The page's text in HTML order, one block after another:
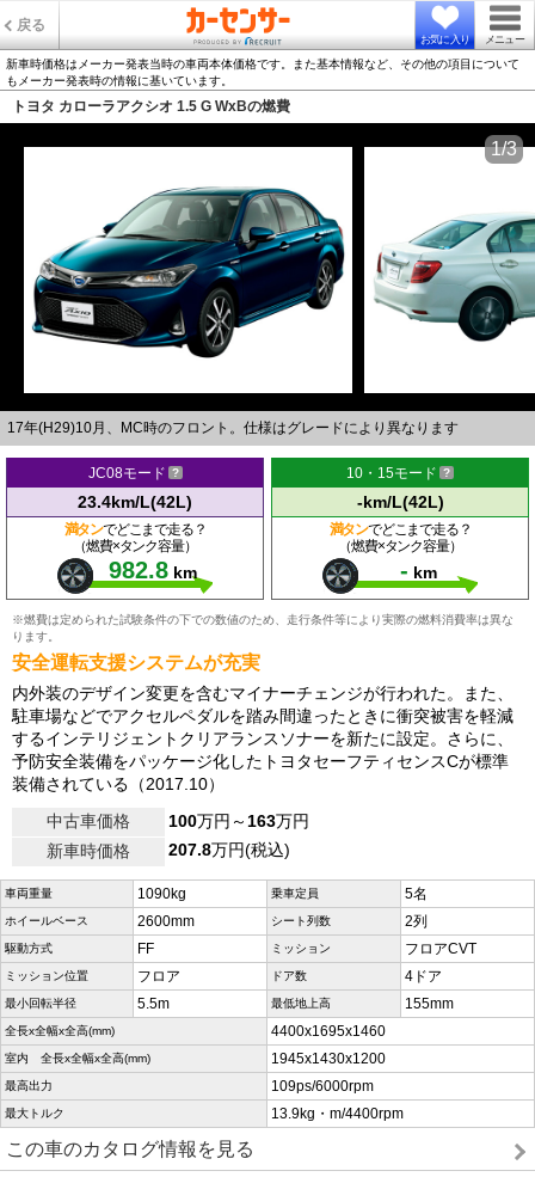
戻る
お気に入り メニュー
新車時価格はメーカー発表当時の車両本体価格です。また基本情報など、その他の項目について
もメーカー発表時の情報に基いています。
トヨタ カローラアクシオ 1.5 G WxBの燃費
17年(H29)10月、MC時のフロント。仕様はグレードにより異なります
1/3
JC08モード
23.4km/L(42L)
満タンでどこまで走る？
（燃費×タンク容量）
982.8 km
10・15モード
-km/L(42L)
満タンでどこまで走る？
（燃費×タンク容量）
- km
※燃費は定められた試験条件の下での数値のため、走行条件等により実際の燃料消費率は異な
ります。
安全運転支援システムが充実
内外装のデザイン変更を含むマイナーチェンジが行われた。また、
駐車場などでアクセルペダルを踏み間違ったときに衝突被害を軽減
するインテリジェントクリアランスソナーを新たに設定。さらに、
予防安全装備をパッケージ化したトヨタセーフティセンスCが標準
装備されている（2017.10）
中古車価格
100万円～163万円
新車時価格
207.8万円(税込)
車両重量 1090kg 乗車定員 5名
ホイールベース 2600mm シート列数 2列
駆動方式 FF ミッション フロアCVT
ミッション位置 フロア ドア数 4ドア
最小回転半径 5.5m 最低地上高 155mm
全長x全幅x全高(mm) 4400x1695x1460
室内 全長x全幅x全高(mm) 1945x1430x1200
最高出力 109ps/6000rpm
最大トルク 13.9kg・m/4400rpm
この車のカタログ情報を見る